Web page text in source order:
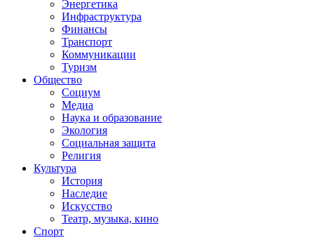
Энергетика
Инфраструктура
Финансы
Транспорт
Коммуникации
Туризм
Общество
Социум
Медиа
Наука и образование
Экология
Социальная защита
Религия
Культура
История
Наследие
Искусство
Театр, музыка, кино
Спорт